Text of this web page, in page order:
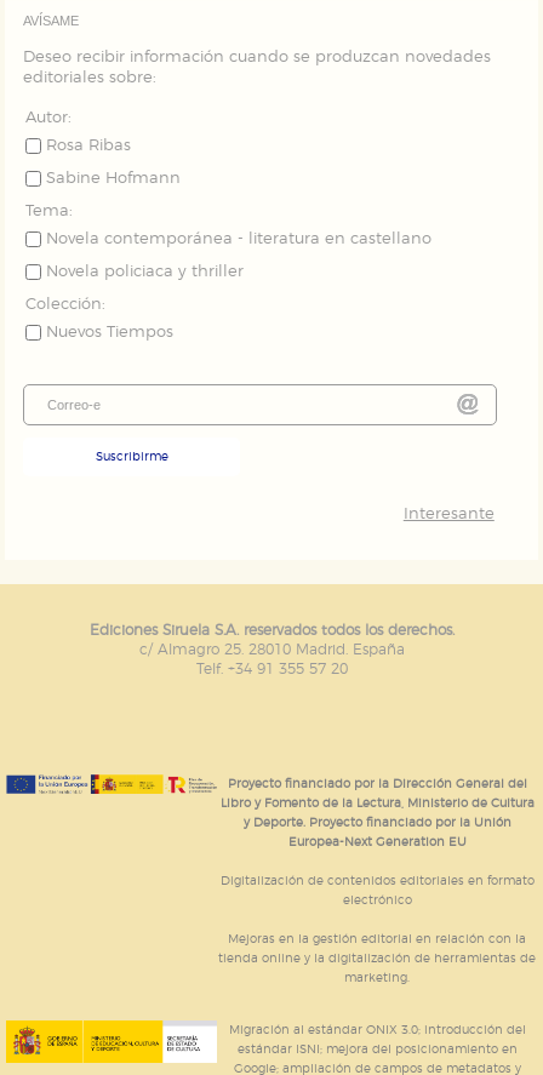
AVÍSAME
Deseo recibir información cuando se produzcan novedades
editoriales sobre:
Autor:
Rosa Ribas
Sabine Hofmann
Tema:
Novela contemporánea - literatura en castellano
Novela policiaca y thriller
Colección:
Nuevos Tiempos
Suscribirme
Interesante
Ediciones Siruela S.A. reservados todos los derechos.
c/ Almagro 25. 28010 Madrid. España
Telf. +34 91 355 57 20
Proyecto financiado por la Dirección General del
Libro y Fomento de la Lectura, Ministerio de Cultura
y Deporte. Proyecto financiado por la Unión
Europea-Next Generation EU
Digitalización de contenidos editoriales en formato
electrónico
Mejoras en la gestión editorial en relación con la
tienda online y la digitalización de herramientas de
marketing.
Migración al estándar ONIX 3.0; introducción del
estándar ISNI; mejora del posicionamiento en
Google; ampliación de campos de metadatos y